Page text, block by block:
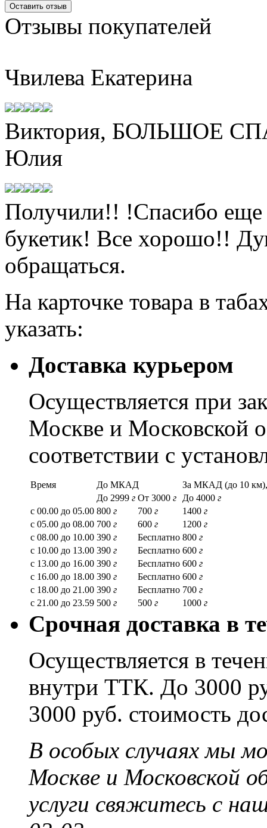
Оставить отзыв
Отзывы покупателей
Чвилева Екатерина
Виктория, БОЛЬШОЕ
Юлия
Получили!! !Спасибо еще
букетик! Все хорошо!!
обращаться.
На карточке товара в
указать:
Доставка курьером
Осуществляется при
Москве и Московской
соответствии с
Время До МКАД
За МКАД (до 10
До 2999 г От 3000 г До 4000 г
с 00.00 до 05.00 800 г 700 г 1400 г
с 05.00 до 08.00 700 г 600 г 1200 г
с 08.00 до 10.00 390 г Бесплатно 800 г
с 10.00 до 13.00 390 г Бесплатно 600 г
с 13.00 до 16.00 390 г Бесплатно 600 г
с 16.00 до 18.00 390 г Бесплатно 600 г
с 18.00 до 21.00 390 г Бесплатно 700 г
с 21.00 до 23.59 500 г 500 г 1000 г
Срочная доставка в
Осуществляется в
внутри ТТК. До 3000
3000 руб. стоимость
В особых случаях мы
Москве и Московской
услуги свяжитесь с